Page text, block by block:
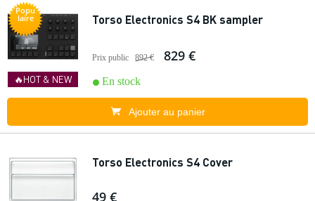
Popu
laire
🔥HOT & NEW
Torso Electronics S4 BK sampler
Prix public 892 € 829 €
En stock
Ajouter au panier
Torso Electronics S4 Cover
49 €